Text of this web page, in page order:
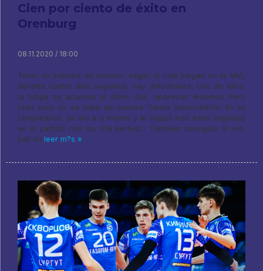
Cien por ciento de éxito en
Orenburg
08.11.2020 / 18:00
Tener un sistema de turismo, según el cual juegan en la MVL
durante cuatro días seguidos, hay dificultades. Uno de ellos:
la fatiga se acumula el último día., aparecen lesiones. Pero
todo esto no se trata de nuestra Danila Voronchikhin. En su
cumpleaños, se dio a sí mismo y al equipo tres ases seguidos
en el partido con los Ufa Berkuts.. También consiguió el set-
ball en leer m?s »